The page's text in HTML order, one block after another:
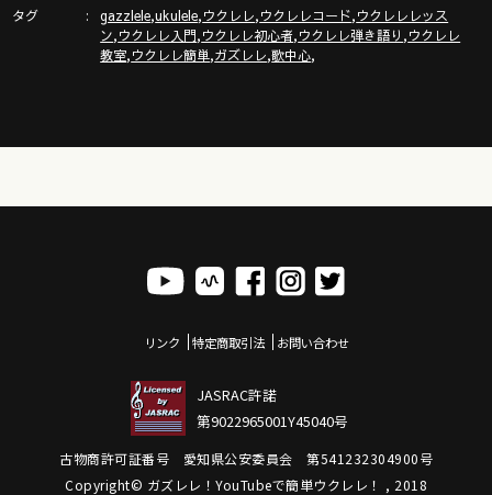
タグ gazzlele,ukulele,ウクレレ,ウクレレコード,ウクレレレッス
ン,ウクレレ入門,ウクレレ初心者,ウクレレ弾き語り ,ウクレレ
教室,ウクレレ簡単,ガズレレ,歌中心,
リンク 特定商取引法 お問い合わせ
JASRAC許諾
第9022965001Y45040号
古物商許可証番号 愛知県公安委員会 第541232304900号
Copyright© ガズレレ！YouTubeで簡単ウクレレ！ , 2018